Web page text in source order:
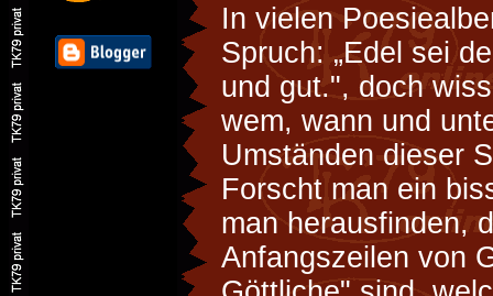
In vielen
Spruch: „Edel sei
und gut.", doch
wem, wann und
Umständen dieser
Forscht man ein
man herausfinden,
Anfangszeilen von